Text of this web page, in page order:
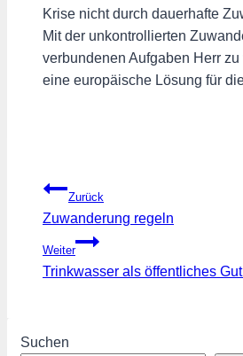
Krise nicht durch dauerhafte
Mit der unkontrollierten
verbundenen Aufgaben Herr
eine europäische Lösung für
Beitragsnavigation
Zurück
Zuwanderung regeln
Weiter
Trinkwasser als öffentliches
Suchen